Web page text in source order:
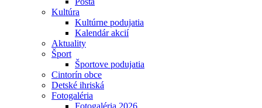
Kultúra
Kultúrne podujatia
Kalendár akcií
Aktuality
Šport
Športove podujatia
Cintorín obce
Detské ihriská
Fotogaléria
Fotogaléria 2026